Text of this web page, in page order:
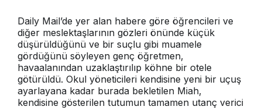
Daily Mail’de yer alan habere göre öğrencileri ve
diğer meslektaşlarının gözleri önünde küçük
düşürüldüğünü ve bir suçlu gibi muamele
gördüğünü söyleyen genç öğretmen,
havaalanından uzaklaştırılıp köhne bir otele
götürüldü. Okul yöneticileri kendisine yeni bir uçuş
ayarlayana kadar burada bekletilen Miah,
kendisine gösterilen tutumun tamamen utanç verici